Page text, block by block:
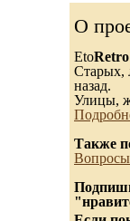
О
EtoRetro
Старых,
назад.
Улицы,
Также